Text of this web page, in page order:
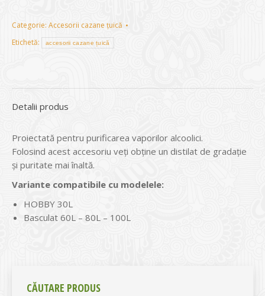
Categorie: Accesorii cazane țuică
Etichetă:
accesorii cazane țuică
Detalii produs
Proiectată pentru purificarea vaporilor alcoolici.
Folosind acest accesoriu veți obține un distilat de gradație
și puritate mai înaltă.
Variante compatibile cu modelele:
HOBBY 30L
Basculat 60L – 80L – 100L
CĂUTARE PRODUS